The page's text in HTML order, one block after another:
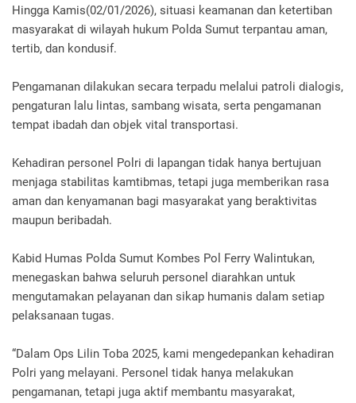
Hingga Kamis(02/01/2026), situasi keamanan dan ketertiban
masyarakat di wilayah hukum Polda Sumut terpantau aman,
tertib, dan kondusif.
Pengamanan dilakukan secara terpadu melalui patroli dialogis,
pengaturan lalu lintas, sambang wisata, serta pengamanan
tempat ibadah dan objek vital transportasi.
Kehadiran personel Polri di lapangan tidak hanya bertujuan
menjaga stabilitas kamtibmas, tetapi juga memberikan rasa
aman dan kenyamanan bagi masyarakat yang beraktivitas
maupun beribadah.
Kabid Humas Polda Sumut Kombes Pol Ferry Walintukan,
menegaskan bahwa seluruh personel diarahkan untuk
mengutamakan pelayanan dan sikap humanis dalam setiap
pelaksanaan tugas.
“Dalam Ops Lilin Toba 2025, kami mengedepankan kehadiran
Polri yang melayani. Personel tidak hanya melakukan
pengamanan, tetapi juga aktif membantu masyarakat,